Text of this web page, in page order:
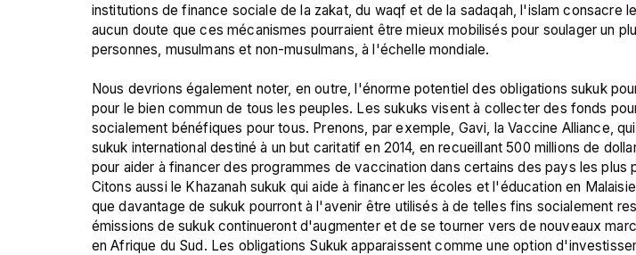
institutions de finance sociale de la zakat, du waqf et de la sadaqah, l'islam consacre
aucun doute que ces mécanismes pourraient être mieux mobilisés pour soulager un
personnes, musulmans et non-musulmans, à l'échelle mondiale.
Nous devrions également noter, en outre, l'énorme potentiel des obligations sukuk
pour le bien commun de tous les peuples. Les sukuks visent à collecter des fonds
socialement bénéfiques pour tous. Prenons, par exemple, Gavi, la Vaccine Alliance,
sukuk international destiné à un but caritatif en 2014, en recueillant 500 millions de
pour aider à financer des programmes de vaccination dans certains des pays les plus
Citons aussi le Khazanah sukuk qui aide à financer les écoles et l'éducation en
que davantage de sukuk pourront à l'avenir être utilisés à de telles fins socialement
émissions de sukuk continueront d'augmenter et de se tourner vers de nouveaux
en Afrique du Sud. Les obligations Sukuk apparaissent comme une option